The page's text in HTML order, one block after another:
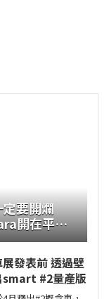
要開爛
開在平路
展發表前 透過壁
smart #2量產版